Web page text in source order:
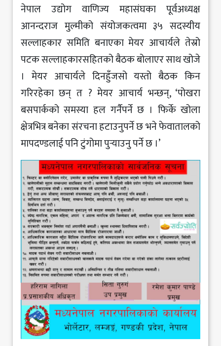
नेपाल उद्योग वाणिज्य महासंघका पूर्वअध्यक्ष
आनन्दराज मुल्मीको संयोजकत्वमा ३५ सदस्यीय
सल्लाहकार समिति बनाएका मेयर आचार्यले तेस्रो
पटक सल्लाहकारसहितको बैठक बोलाएर साथ खोजे
। मेयर आचार्यले दिनहुँजसो यस्तो बैठक किन
गरिरहेका छन् त ? मेयर आचार्य भन्छन्, ‘पोखरा
बसपार्कको समस्या हल गर्नैपर्ने छ । फिर्के खोला
क्षेत्रभित्र बनेका संरचना हटाउनुपर्ने छ भने फेवातालको
मापदण्डलाई पनि टुंगोमा पुर्‍याउनु पर्ने छ ।’